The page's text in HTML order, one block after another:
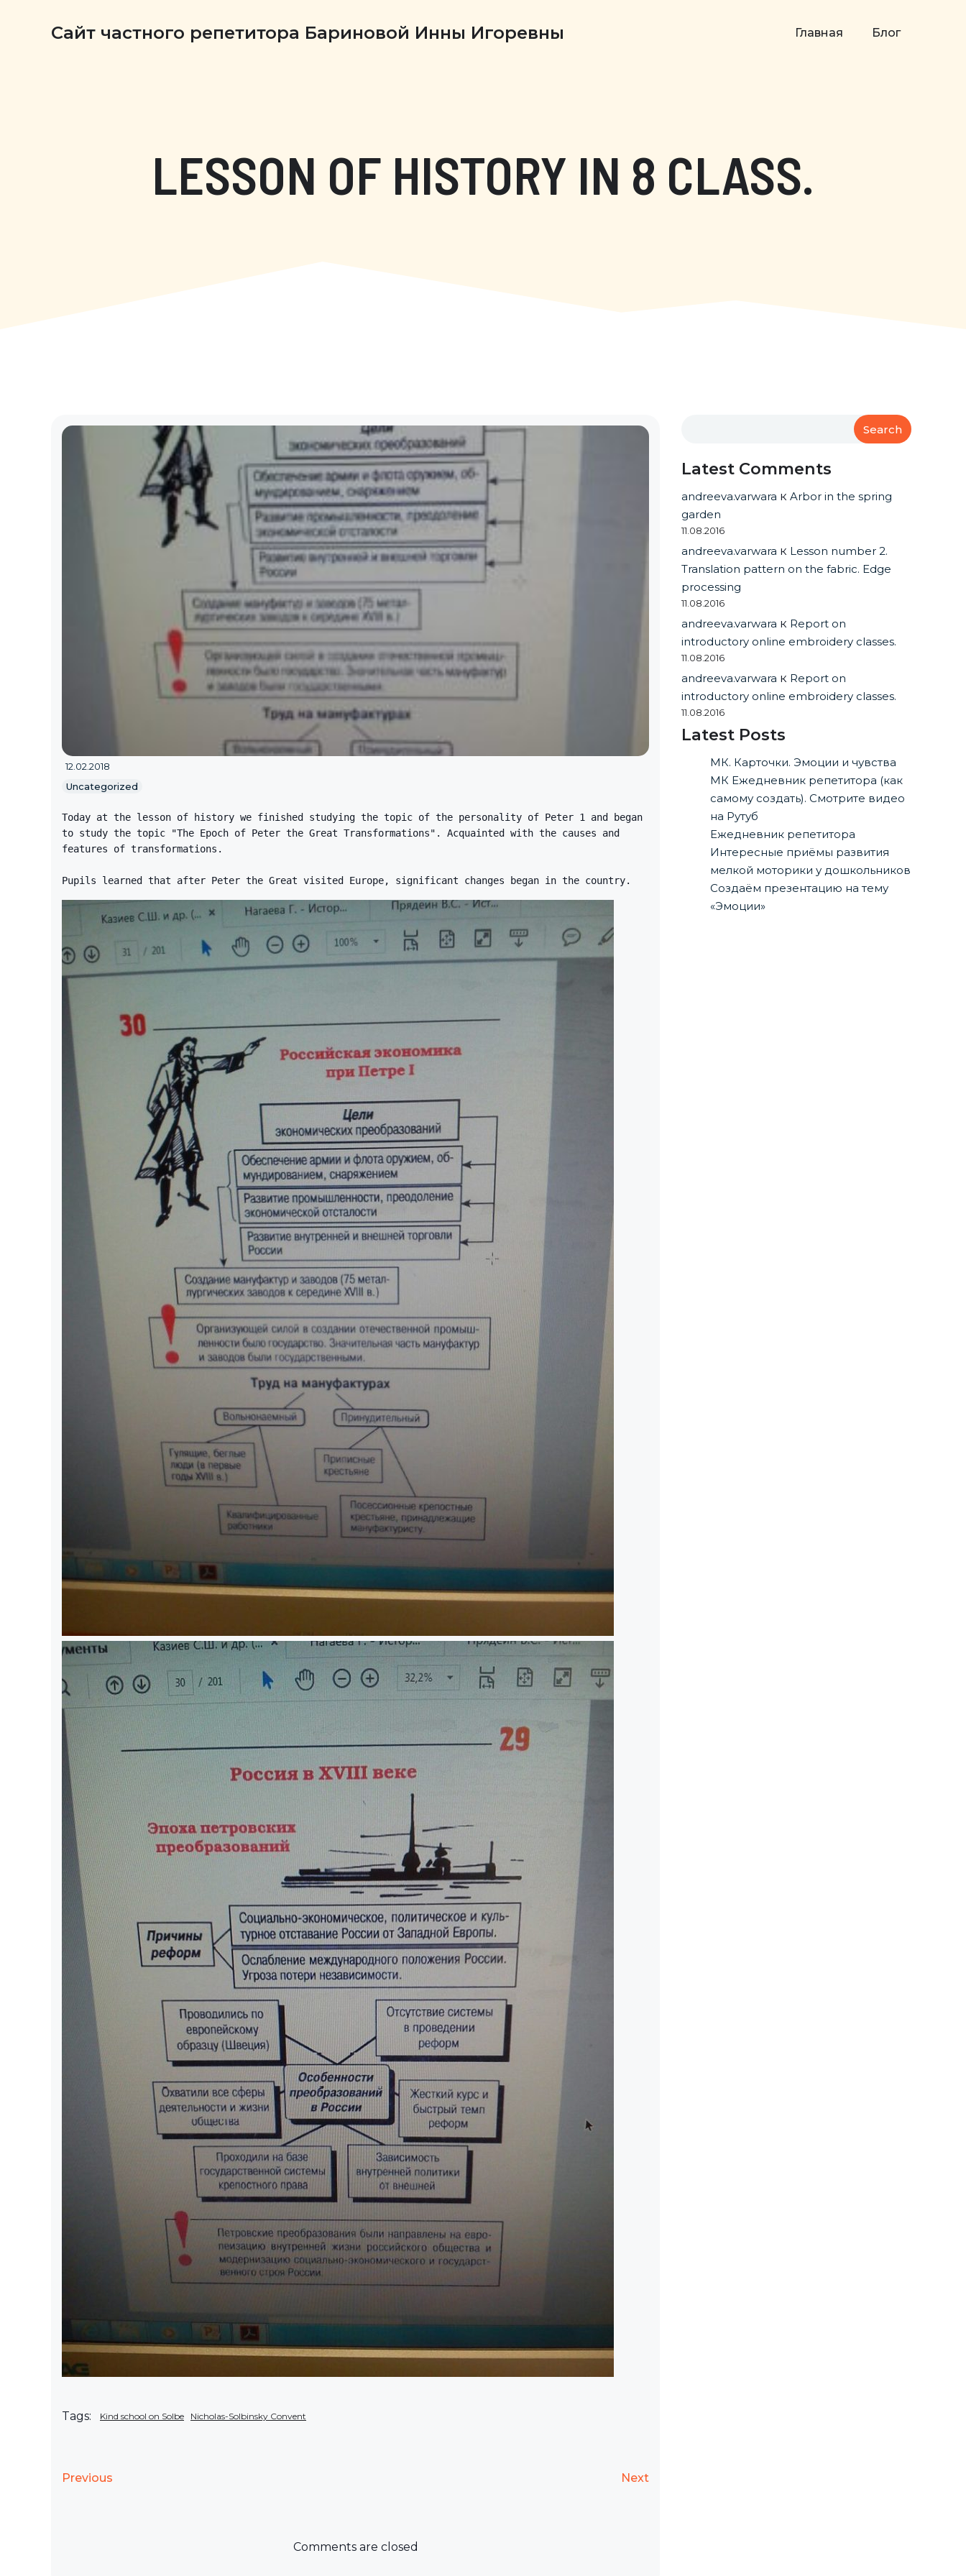
Сайт частного репетитора Бариновой Инны Игоревны Главная Блог
LESSON OF HISTORY IN 8 CLASS.
12.02.2018
Uncategorized
Today at the lesson of history we finished studying the topic of the personality of Peter 1 and began
to study the topic "The Epoch of Peter the Great Transformations". Acquainted with the causes and
features of transformations.
Pupils learned that after Peter the Great visited Europe, significant changes began in the country.
Tags: Kind school on Solbe Nicholas-Solbinsky Convent
Previous Next
Comments are closed
Search
Latest Comments
andreeva.varwara кArbor in the spring
garden
11.08.2016
andreeva.varwara к Lesson number 2.
Translation pattern on the fabric. Edge
processing
11.08.2016
andreeva.varwara к Report on
introductory online embroidery classes.
11.08.2016
andreeva.varwara к Report on
introductory online embroidery classes.
11.08.2016
Latest Posts
МК. Карточки. Эмоции и чувства
МК Ежедневник репетитора (как
самому создать). Смотрите видео
на Рутуб
Ежедневник репетитора
Интересные приёмы развития
мелкой моторики у дошкольников
Создаём презентацию на тему
«Эмоции»